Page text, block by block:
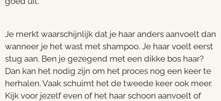
Je merkt waarschijnlijk dat je haar anders aanvoelt dan
wanneer je het wast met shampoo. Je haar voelt eerst
stug aan. Ben je gezegend met een dikke bos haar?
Dan kan het nodig zijn om het proces nog een keer te
herhalen. Vaak schuimt het de tweede keer ook meer.
Kijk voor jezelf even of het haar schoon aanvoelt of